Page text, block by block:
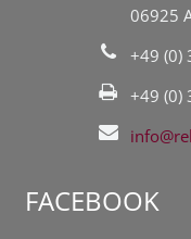
06925
+49 (0)
+49 (0)
FACEBOOK